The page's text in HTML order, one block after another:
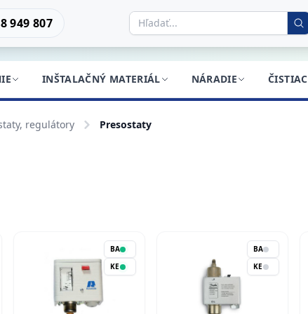
949 807
INŠTALAČNÝ MATERIÁL NÁRADIE
regulátory Presostaty
BA
KE
BA
KE